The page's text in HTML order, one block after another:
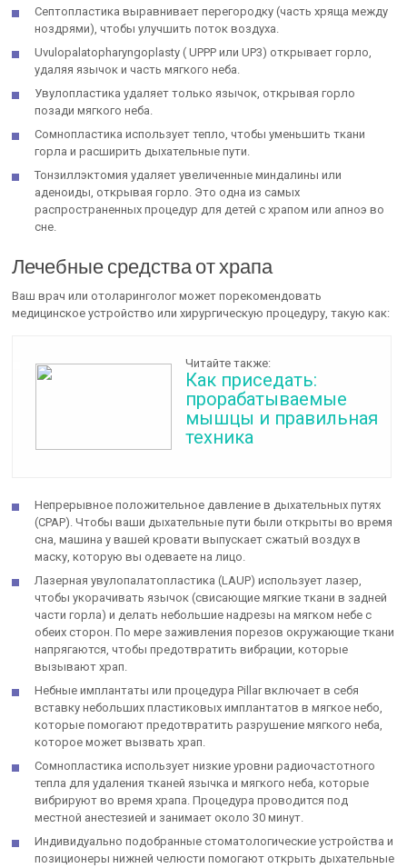
Септопластика выравнивает перегородку (часть хряща между
ноздрями), чтобы улучшить поток воздуха.
Uvulopalatopharyngoplasty ( UPPP или UP3) открывает горло,
удаляя язычок и часть мягкого неба.
Увулопластика удаляет только язычок, открывая горло
позади мягкого неба.
Сомнопластика использует тепло, чтобы уменьшить ткани
горла и расширить дыхательные пути.
Тонзиллэктомия удаляет увеличенные миндалины или
аденоиды, открывая горло. Это одна из самых
распространенных процедур для детей с храпом или апноэ во
сне.
Лечебные средства от храпа
Ваш врач или отоларинголог может порекомендовать
медицинское устройство или хирургическую процедуру, такую как:
Читайте также:
Как приседать:
прорабатываемые
мышцы и правильная
техника
Непрерывное положительное давление в дыхательных путях
(CPAP). Чтобы ваши дыхательные пути были открыты во время
сна, машина у вашей кровати выпускает сжатый воздух в
маску, которую вы одеваете на лицо.
Лазерная увулопалатопластика (LAUP) использует лазер,
чтобы укорачивать язычок (свисающие мягкие ткани в задней
части горла) и делать небольшие надрезы на мягком небе с
обеих сторон. По мере заживления порезов окружающие ткани
напрягаются, чтобы предотвратить вибрации, которые
вызывают храп.
Небные имплантаты или процедура Pillar включает в себя
вставку небольших пластиковых имплантатов в мягкое небо,
которые помогают предотвратить разрушение мягкого неба,
которое может вызвать храп.
Сомнопластика использует низкие уровни радиочастотного
тепла для удаления тканей язычка и мягкого неба, которые
вибрируют во время храпа. Процедура проводится под
местной анестезией и занимает около 30 минут.
Индивидуально подобранные стоматологические устройства и
позиционеры нижней челюсти помогают открыть дыхательные